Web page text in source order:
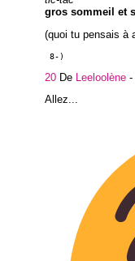
gros sommeil et
(quoi tu pensais à
8-)
20 De Leeloolène -